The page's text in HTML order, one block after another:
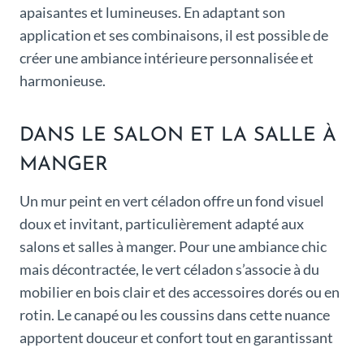
apaisantes et lumineuses. En adaptant son
application et ses combinaisons, il est possible de
créer une ambiance intérieure personnalisée et
harmonieuse.
DANS LE SALON ET LA SALLE À
MANGER
Un mur peint en vert céladon offre un fond visuel
doux et invitant, particulièrement adapté aux
salons et salles à manger. Pour une ambiance chic
mais décontractée, le vert céladon s’associe à du
mobilier en bois clair et des accessoires dorés ou en
rotin. Le canapé ou les coussins dans cette nuance
apportent douceur et confort tout en garantissant